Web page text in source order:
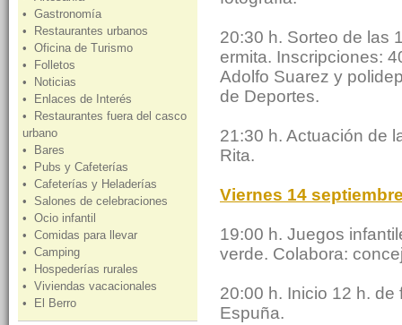
• Gastronomía
• Restaurantes urbanos
• Oficina de Turismo
• Folletos
• Noticias
• Enlaces de Interés
• Restaurantes fuera del casco
urbano
• Bares
• Pubs y Cafeterías
• Cafeterías y Heladerías
• Salones de celebraciones
• Ocio infantil
• Comidas para llevar
• Camping
• Hospederías rurales
• Viviendas vacacionales
• El Berro
20:30 h. Sorteo de las
ermita. Inscripciones:
Adolfo Suarez y
de Deportes.
21:30 h. Actuación de
Rita.
Viernes 14
19:00 h. Juegos
verde. Colabora:
20:00 h. Inicio 12 h.
Espuña.